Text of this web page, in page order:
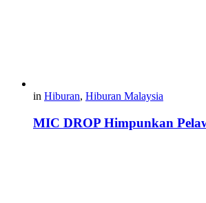
in Hiburan, Hiburan Malaysia
MIC DROP Himpunkan